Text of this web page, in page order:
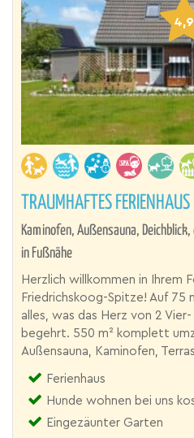
4,9
TRAUMHAFTES
Kaminofen, Außensauna,
in Fußnähe
Herzlich willkommen in Ihrem
Friedrichskoog-Spitze! Auf 75
alles, was das Herz von 2
begehrt. 550 m² komplett
Außensauna, Kaminofen,
Ferienhaus
Hunde wohnen bei uns
Eingezäunter Garten